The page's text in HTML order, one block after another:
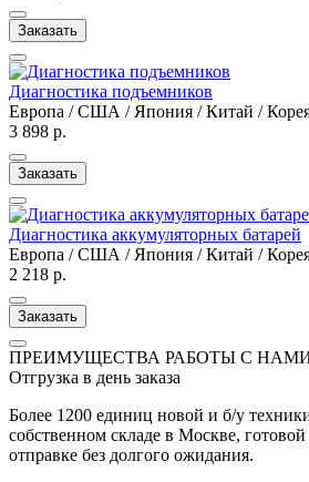
Заказать
Диагностика подъемников
Европа / США / Япония / Китай /
3 898 р.
Заказать
Диагностика аккумуляторных батарей
Европа / США / Япония / Китай /
2 218 р.
Заказать
ПРЕИМУЩЕСТВА РАБОТЫ С
Отгрузка в день заказа
Более 1200 единиц новой и б/у
собственном складе в Москве,
отправке без долгого ожидания.